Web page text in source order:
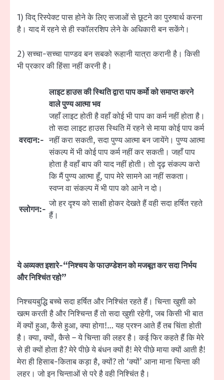
1) विद् रिस्पेक्ट पास होने के लिए सजाओं से छूटने का पुरुषार्थ करना
है। याद में रहने से ही स्कॉलरशिप लेने के अधिकारी बन सकेंगे।
2) सच्चा-सच्चा पाण्डव बन सबको रूहानी यात्रा करानी है। किसी
भी प्रकार की हिंसा नहीं करनी है।
वरदान:-
लाइट हाउस की स्थिति द्वारा पाप कर्मो को समाप्त करने
वाले पुण्य आत्मा भव
जहाँ लाइट होती है वहाँ कोई भी पाप का कर्म नहीं होता है।
तो सदा लाइट हाउस स्थिति में रहने से माया कोई पाप कर्म
नहीं करा सकती, सदा पुण्य आत्मा बन जायेंगे। पुण्य आत्मा
संकल्प में भी कोई पाप कर्म नहीं कर सकती। जहाँ पाप
होता है वहाँ बाप की याद नहीं होती। तो दृढ़ संकल्प करो
कि मैं पुण्य आत्मा हूँ, पाप मेरे सामने आ नहीं सकता।
स्वप्न वा संकल्प में भी पाप को आने न दो।
स्लोगन:-
जो हर दृश्य को साक्षी होकर देखते हैं वही सदा हर्षित रहते
हैं।
ये अव्यक्त इशारे-“निश्चय के फाउण्डेशन को मजबूत कर सदा निर्भय
और निश्चिंत रहो”
निश्चयबुद्धि बच्चे सदा हर्षित और निश्चिंत रहते हैं। चिन्ता खुशी को
खत्म करती है और निश्चिन्त हैं तो सदा खुशी रहेगी, जब किसी भी बात
में क्यों हुआ, कैसे हुआ, क्या होगा!… यह प्रश्न आते हैं तब चिंता होती
है। क्या, क्यों, कैसे – ये चिन्ता की लहर है। कई फिर कहते हैं कि मेरे
से ही क्यों होता है? मेरे पीछे ये बंधन क्यों है! मेरे पीछे माया क्यों आती है!
मेरा ही हिसाब-किताब कड़ा है, क्यों? तो ‘क्यों’ आना माना चिन्ता की
लहर। जो इन चिन्ताओं से परे है वही निश्चिंत है।